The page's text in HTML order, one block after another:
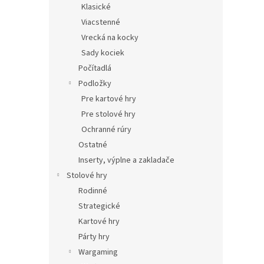
Klasické
Viacstenné
Vrecká na kocky
Sady kociek
Počítadlá
Podložky
Pre kartové hry
Pre stolové hry
Ochranné rúry
Ostatné
Inserty, výplne a zakladače
Stolové hry
Rodinné
Strategické
Kartové hry
Párty hry
Wargaming